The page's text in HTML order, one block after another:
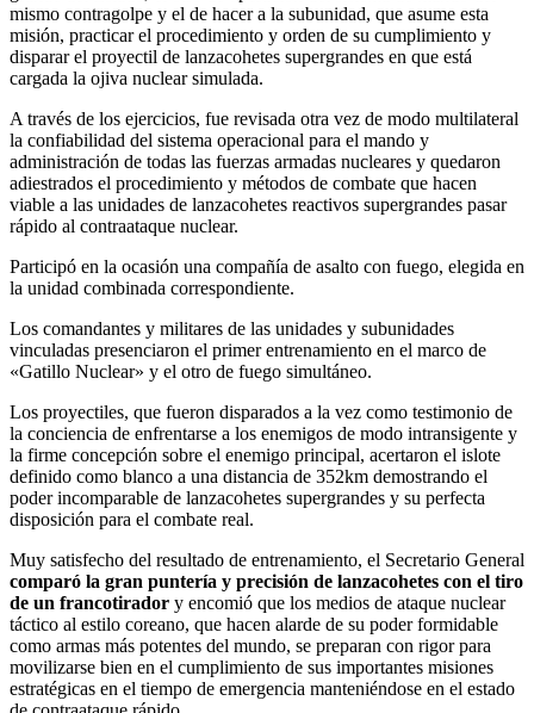
mismo contragolpe y el de hacer a la subunidad, que asume esta
misión, practicar el procedimiento y orden de su cumplimiento y
disparar el proyectil de lanzacohetes supergrandes en que está
cargada la ojiva nuclear simulada.
A través de los ejercicios, fue revisada otra vez de modo multilateral
la confiabilidad del sistema operacional para el mando y
administración de todas las fuerzas armadas nucleares y quedaron
adiestrados el procedimiento y métodos de combate que hacen
viable a las unidades de lanzacohetes reactivos supergrandes pasar
rápido al contraataque nuclear.
Participó en la ocasión una compañía de asalto con fuego, elegida en
la unidad combinada correspondiente.
Los comandantes y militares de las unidades y subunidades
vinculadas presenciaron el primer entrenamiento en el marco de
«Gatillo Nuclear» y el otro de fuego simultáneo.
Los proyectiles, que fueron disparados a la vez como testimonio de
la conciencia de enfrentarse a los enemigos de modo intransigente y
la firme concepción sobre el enemigo principal, acertaron el islote
definido como blanco a una distancia de 352km demostrando el
poder incomparable de lanzacohetes supergrandes y su perfecta
disposición para el combate real.
Muy satisfecho del resultado de entrenamiento, el Secretario General
comparó la gran puntería y precisión de lanzacohetes con el tiro
de un francotirador y encomió que los medios de ataque nuclear
táctico al estilo coreano, que hacen alarde de su poder formidable
como armas más potentes del mundo, se preparan con rigor para
movilizarse bien en el cumplimiento de sus importantes misiones
estratégicas en el tiempo de emergencia manteniéndose en el estado